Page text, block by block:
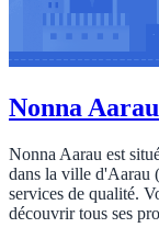
Nonna Aarau
Nonna Aarau est
dans la ville d'Aarau
services de qualité.
découvrir tous ses